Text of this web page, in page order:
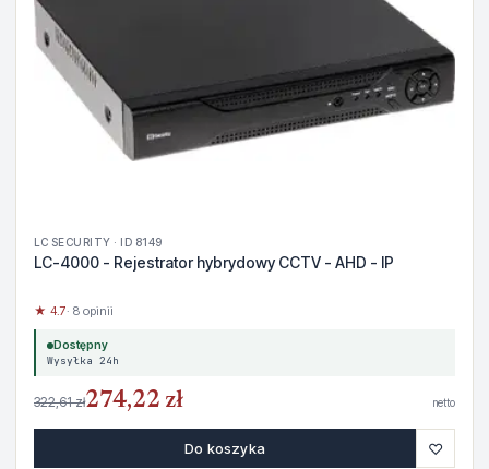
LC SECURITY · ID 8149
LC-4000 - Rejestrator hybrydowy CCTV - AHD - IP
★ 4.7· 8 opinii
Dostępny
Wysyłka 24h
322,61 zł274,22 zł netto
Do koszyka ♡